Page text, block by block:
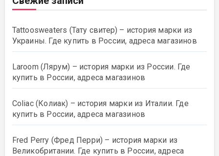
Tattoosweaters (Тату свитер) – история марки из
Украины. Где купить в России, адреса магазинов
Laroom (Лярум) – история марки из России. Где
купить в России, адреса магазинов
Coliac (Колиак) – история марки из Италии. Где
купить в России, адреса магазинов
Fred Perry (Фред Перри) – история марки из
Великобритании. Где купить в России, адреса